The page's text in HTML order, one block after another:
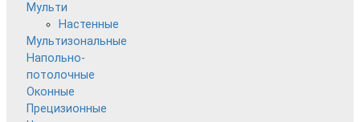
Мульти
Настенные
Мультизональные
Напольно-
потолочные
Оконные
Прецизионные